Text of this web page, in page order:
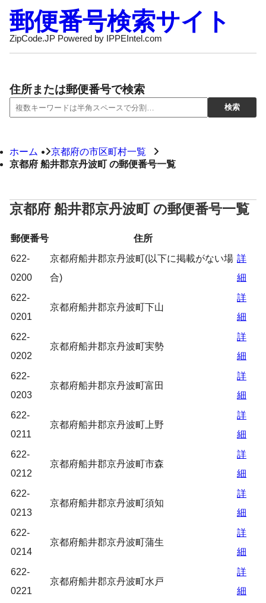
郵便番号検索サイト
ZipCode.JP Powered by IPPEIntel.com
住所または郵便番号で検索
ホーム
京都府の市区町村一覧
京都府 船井郡京丹波町 の郵便番号一覧
京都府 船井郡京丹波町 の郵便番号一覧
郵便番号
住所
622-
0200
京都府船井郡京丹波町(以下に掲載がない場
合)
詳
細
622-
0201
京都府船井郡京丹波町下山
詳
細
622-
0202
京都府船井郡京丹波町実勢
詳
細
622-
0203
京都府船井郡京丹波町富田
詳
細
622-
0211
京都府船井郡京丹波町上野
詳
細
622-
0212
京都府船井郡京丹波町市森
詳
細
622-
0213
京都府船井郡京丹波町須知
詳
細
622-
0214
京都府船井郡京丹波町蒲生
詳
細
622-
0221
京都府船井郡京丹波町水戸
詳
細